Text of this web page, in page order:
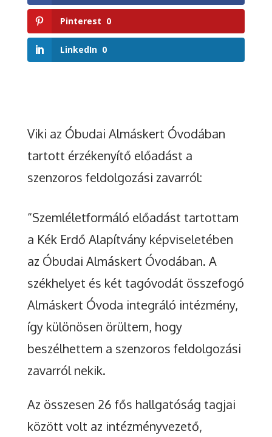
Pinterest 0
LinkedIn 0
Viki az Óbudai Almáskert Óvodában
tartott érzékenyítő előadást a
szenzoros feldolgozási zavarról:
“Szemléletformáló előadást tartottam
a Kék Erdő Alapítvány képviseletében
az Óbudai Almáskert Óvodában. A
székhelyet és két tagóvodát összefogó
Almáskert Óvoda integráló intézmény,
így különösen örültem, hogy
beszélhettem a szenzoros feldolgozási
zavarról nekik.
Az összesen 26 fős hallgatóság tagjai
között volt az intézményvezető,